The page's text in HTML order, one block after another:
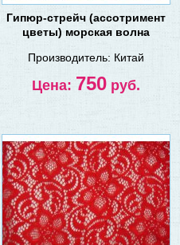
Гипюр-стрейч (ассотримент
цветы) морская волна
Производитель: Китай
Цена: 750 руб.